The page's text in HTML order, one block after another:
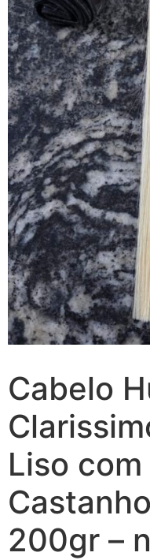
Cabelo
Liso
200gr –